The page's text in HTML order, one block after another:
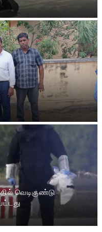
வெடிகுண்டு